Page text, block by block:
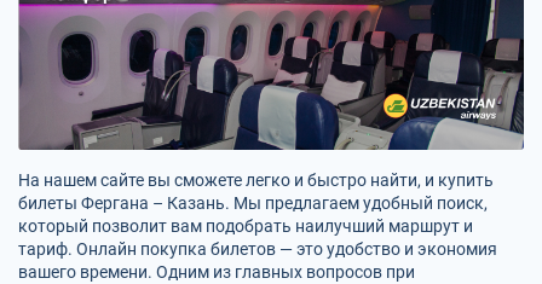
На нашем сайте вы сможете легко и быстро найти, и купить
билеты Фергана – Казань. Мы предлагаем удобный поиск,
который позволит вам подобрать наилучший маршрут и
тариф. Онлайн покупка билетов — это удобство и экономия
вашего времени. Одним из главных вопросов при